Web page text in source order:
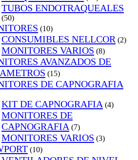
TUBOS ENDOTRAQUEALES
(50)
(10)
CONSUMIBLES NELLCOR (2)
MONITORES VARIOS (8)
AVANZADOS DE
(15)
DE CAPNOGRAFIA
KIT DE CAPNOGRAFIA (4)
MONITORES DE
CAPNOGRAFIA (7)
MONITORES VARIOS (3)
(10)